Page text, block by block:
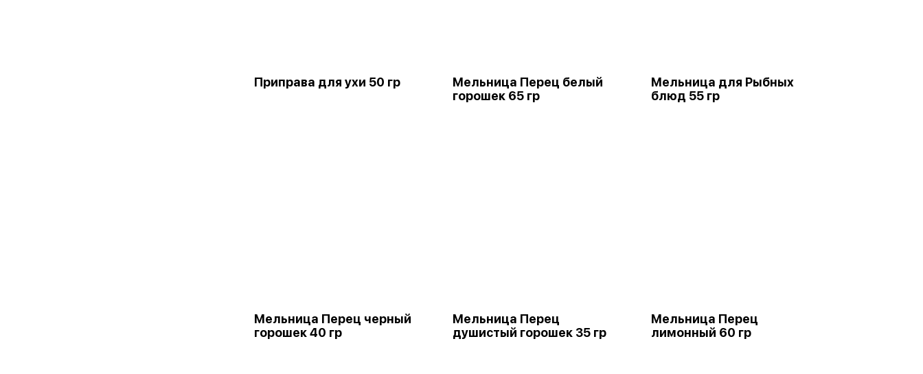
Приправа для ухи 50 гр
Мельница Перец белый
горошек 65 гр
Мельница для Рыбных
блюд 55 гр
Мельница Перец черный
горошек 40 гр
Мельница Перец
душистый горошек 35 гр
Мельница Перец
лимонный 60 гр